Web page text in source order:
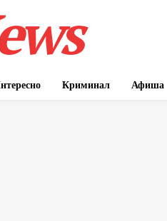
Криминал Афиша